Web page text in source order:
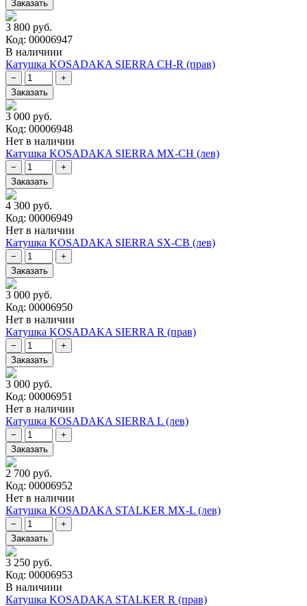
3 800 руб.
Код: 00006947
В наличиии
Катушка KOSADAKA SIERRA CH-R (прав)
3 000 руб.
Код: 00006948
Нет в наличии
Катушка KOSADAKA SIERRA MX-CH (лев)
4 300 руб.
Код: 00006949
Нет в наличии
Катушка KOSADAKA SIERRA SX-CB (лев)
3 000 руб.
Код: 00006950
Нет в наличии
Катушка KOSADAKA SIERRA R (прав)
3 000 руб.
Код: 00006951
Нет в наличии
Катушка KOSADAKA SIERRA L (лев)
2 700 руб.
Код: 00006952
Нет в наличии
Катушка KOSADAKA STALKER MX-L (лев)
3 250 руб.
Код: 00006953
В наличиии
Катушка KOSADAKA STALKER R (прав)